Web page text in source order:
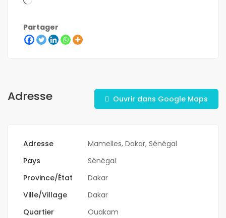
Partager
Adresse Ouvrir dans Google Maps
Adresse
Mamelles, Dakar, Sénégal
Pays
Sénégal
Province/État
Dakar
Ville/Village
Dakar
Quartier
Ouakam